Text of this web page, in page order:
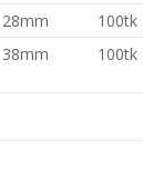
28mm 100tk
38mm 100tk